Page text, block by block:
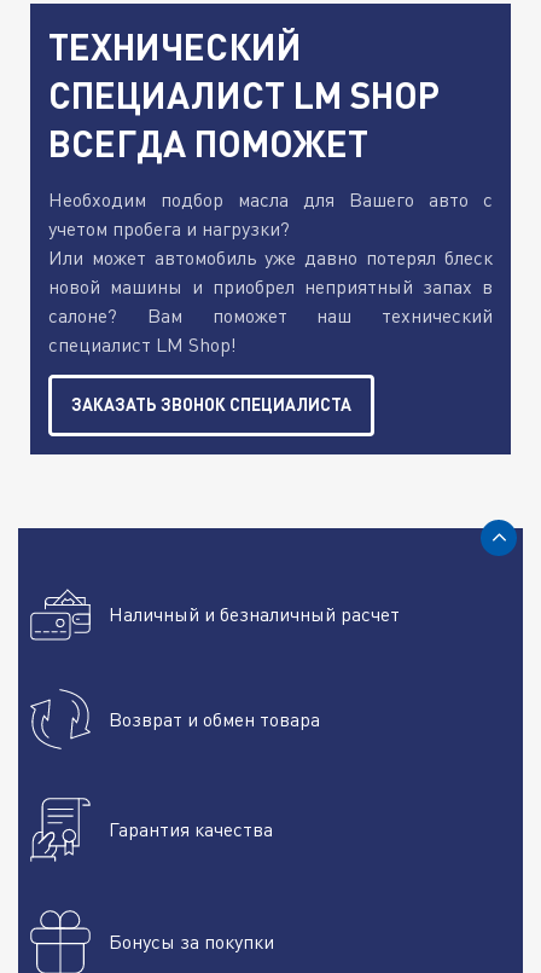
ТЕХНИЧЕСКИЙ
СПЕЦИАЛИСТ LM SHOP
ВСЕГДА ПОМОЖЕТ
Необходим подбор масла для Вашего авто с
учетом пробега и нагрузки?
Или может автомобиль уже давно потерял блеск
новой машины и приобрел неприятный запах в
салоне? Вам поможет наш технический
специалист LM Shop!
ЗАКАЗАТЬ ЗВОНОК СПЕЦИАЛИСТА
Наличный и безналичный расчет
Возврат и обмен товара
Гарантия качества
Бонусы за покупки